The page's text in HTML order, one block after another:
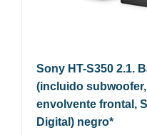
Sony HT-S350 2.1.
(incluido
envolvente frontal,
Digital) negro*